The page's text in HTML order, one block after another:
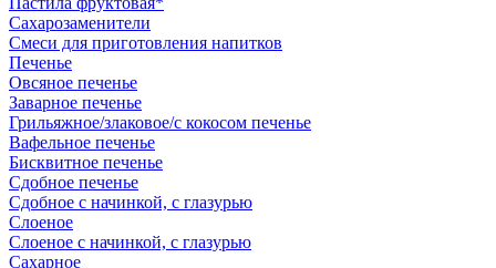
Сахарозаменители
Смеси для приготовления напитков
Печенье
Овсяное печенье
Заварное печенье
Грильяжное/злаковое/с кокосом печенье
Вафельное печенье
Бисквитное печенье
Сдобное печенье
Сдобное с начинкой, с глазурью
Слоеное
Слоеное с начинкой, с глазурью
Сахарное